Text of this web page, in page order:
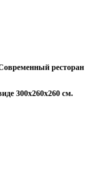
ресторан
300х260х260 см.